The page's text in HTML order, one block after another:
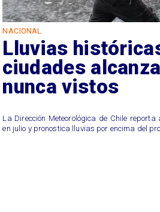
NACIONAL
Lluvias
ciudades
nunca vistos
La Dirección Meteorológica de Chile
en julio y pronostica lluvias por encima del